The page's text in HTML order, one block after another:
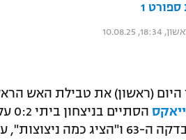
1
10.08.25
היום (ראשון) את טבילת האש
מחילוף משולש בדקה ה-63